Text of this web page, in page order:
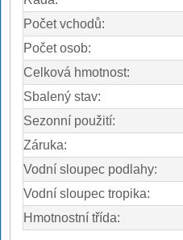
Počet vchodů:
Počet osob:
Celková hmotnost:
Sbalený stav:
Sezonní použití:
Záruka:
Vodní sloupec podlahy:
Vodní sloupec tropika:
Hmotnostní třída: